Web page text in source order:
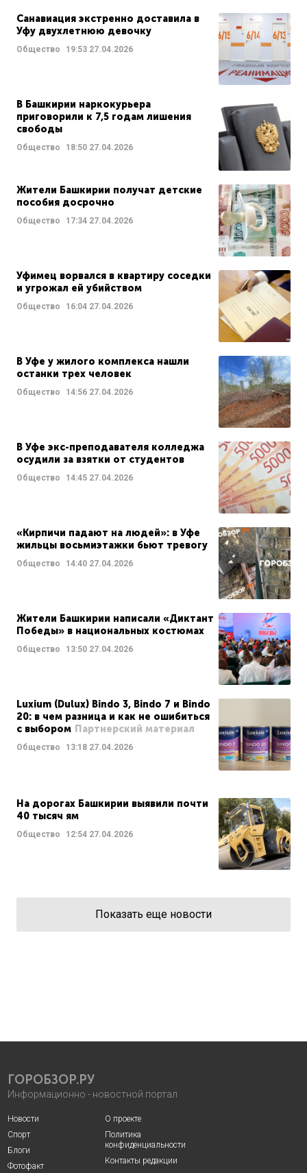
Санавиация экстренно доставила в
Уфу двухлетнюю девочку
Общество 19:53 27.04.2026
В Башкирии наркокурьера
приговорили к 7,5 годам лишения
свободы
Общество 18:50 27.04.2026
Жители Башкирии получат детские
пособия досрочно
Общество 17:34 27.04.2026
Уфимец ворвался в квартиру соседки
и угрожал ей убийством
Общество 16:04 27.04.2026
В Уфе у жилого комплекса нашли
останки трех человек
Общество 14:56 27.04.2026
В Уфе экс-преподавателя колледжа
осудили за взятки от студентов
Общество 14:45 27.04.2026
«Кирпичи падают на людей»: в Уфе
жильцы восьмиэтажки бьют тревогу
Общество 14:40 27.04.2026
Жители Башкирии написали «Диктант
Победы» в национальных костюмах
Общество 13:50 27.04.2026
Luxium (Dulux) Bindo 3, Bindo 7 и Bindo
20: в чем разница и как не ошибиться
с выбором Партнерский материал
Общество 13:18 27.04.2026
На дорогах Башкирии выявили почти
40 тысяч ям
Общество 12:54 27.04.2026
Показать еще новости
ГОРОБЗОР.РУ
Информационно - новостной портал
Новости
Спорт
Блоги
Фотофакт
О проекте
Политика
конфиденциальности
Контакты редакции